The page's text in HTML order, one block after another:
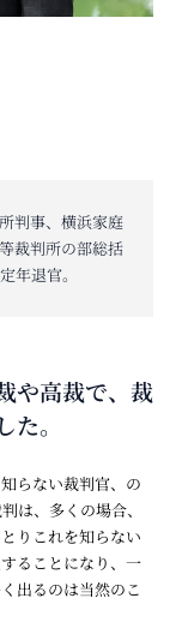
判事、横浜家庭
裁判所の部総括
年退官。
や高裁で、裁
。
らない裁判官、の
は、多くの場合、
りこれを知らない
ることになり、一
出るのは当然のこ